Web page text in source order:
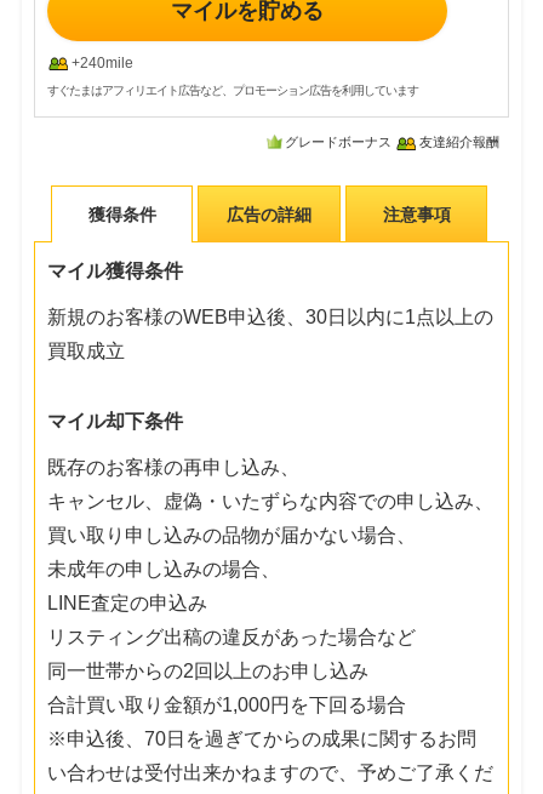
マイルを貯める
+240mile
すぐたまはアフィリエイト広告など、プロモーション広告を利用しています
グレードボーナス 友達紹介報酬
獲得条件 広告の詳細 注意事項
マイル獲得条件
新規のお客様のWEB申込後、30日以内に1点以上の
買取成立
マイル却下条件
既存のお客様の再申し込み、
キャンセル、虚偽・いたずらな内容での申し込み、
買い取り申し込みの品物が届かない場合、
未成年の申し込みの場合、
LINE査定の申込み
リスティング出稿の違反があった場合など
同一世帯からの2回以上のお申し込み
合計買い取り金額が1,000円を下回る場合
※申込後、70日を過ぎてからの成果に関するお問
い合わせは受付出来かねますので、予めご了承くだ